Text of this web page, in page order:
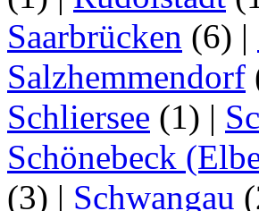
Saarbrücken (6) |
Salzhemmendorf
Schliersee (1) |
Schönebeck
(3) | Schwangau